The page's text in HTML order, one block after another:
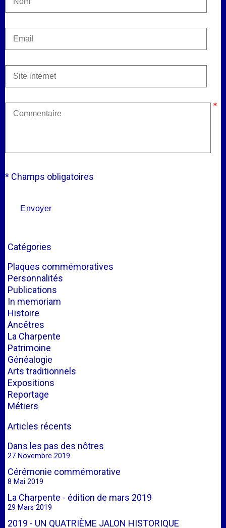
* Champs obligatoires
Catégories
Plaques commémoratives
Personnalités
Publications
In memoriam
Histoire
Ancêtres
La Charpente
Patrimoine
Généalogie
Arts traditionnels
Expositions
Reportage
Métiers
Articles récents
Dans les pas des nôtres
27 Novembre 2019
Cérémonie commémorative
8 Mai 2019
La Charpente - édition de mars 2019
29 Mars 2019
2019 - UN QUATRIÈME JALON HISTORIQUE